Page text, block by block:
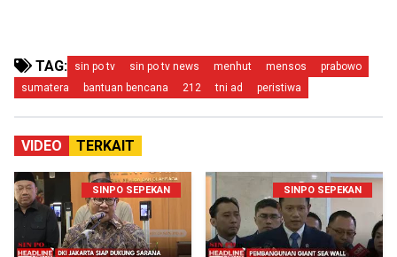
TAG: sin po tv sin po tv news menhut mensos
prabowo
sumatera
bantuan bencana 212 tni ad peristiwa
VIDEO TERKAIT
SINPO SEPEKAN SINPO SEPEKAN